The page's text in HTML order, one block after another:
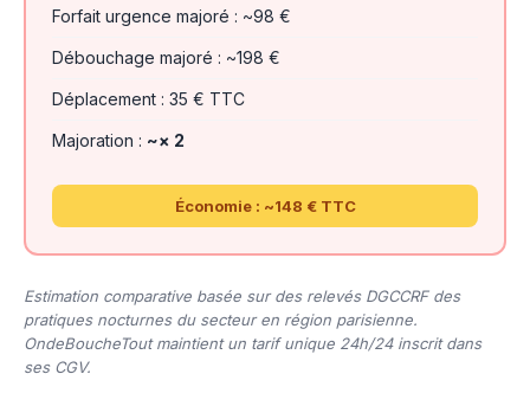
Forfait urgence majoré : ~98 €
Débouchage majoré : ~198 €
Déplacement : 35 € TTC
Majoration : ~× 2
Économie : ~148 € TTC
Estimation comparative basée sur des relevés DGCCRF des
pratiques nocturnes du secteur en région parisienne.
OndeBoucheTout maintient un tarif unique 24h/24 inscrit dans
ses CGV.